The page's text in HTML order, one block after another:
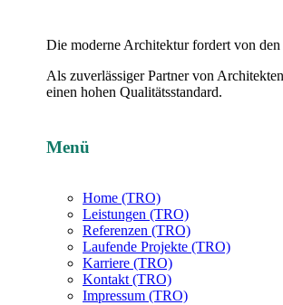
Die moderne Architektur fordert von
Als zuverlässiger Partner von
einen hohen Qualitätsstandard.
Menü
Home (TRO)
Leistungen (TRO)
Referenzen (TRO)
Laufende Projekte (TRO)
Karriere (TRO)
Kontakt (TRO)
Impressum (TRO)